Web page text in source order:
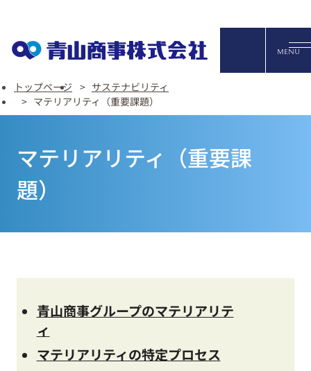
English
FAQ・お問い合わせ
オンラ
MENU
トップページ
サステナビリティ
マテリアリティ（重要課題）
マテリアリティ（重要課
題）
青山商事グループのマテリアリテ
ィ
マテリアリティの特定プロセス